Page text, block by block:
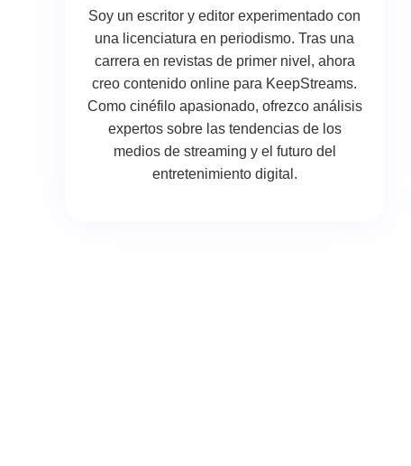
Soy un escritor y editor experimentado con
una licenciatura en periodismo. Tras una
carrera en revistas de primer nivel, ahora
creo contenido online para KeepStreams.
Como cinéfilo apasionado, ofrezco análisis
expertos sobre las tendencias de los
medios de streaming y el futuro del
entretenimiento digital.